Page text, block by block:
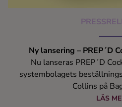
Ny lansering – PREP´D
Nu lanseras PREP´D
systembolagets
Collins på
LÄS